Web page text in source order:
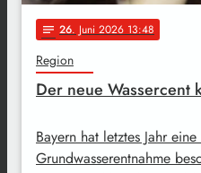
notes 26. Juni 2026 13:48
Region
Der neue Wassercent
Bayern hat letztes Jahr
Grundwasserentnahme